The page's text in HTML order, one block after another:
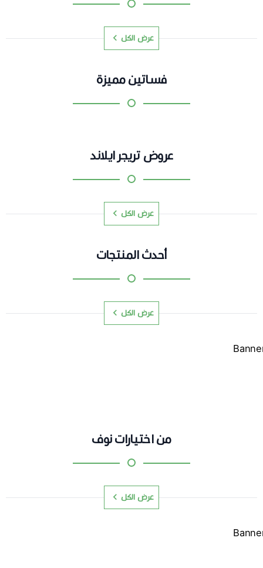
عرض الكل
فساتين مميزة
عروض تريجر ايلاند
عرض الكل
أحدث المنتجات
عرض الكل
من اختيارات نوف
عرض الكل